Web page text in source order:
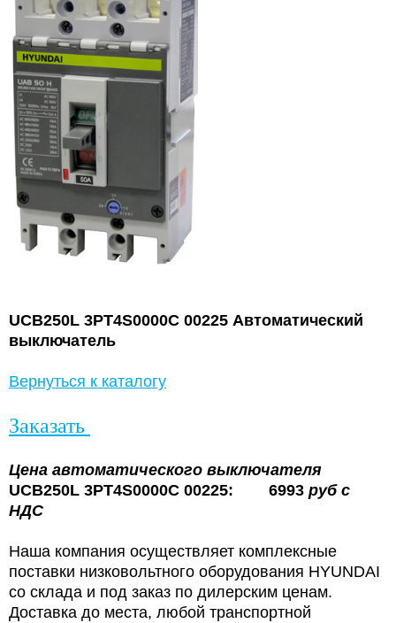
UCB250L 3PT4S0000C 00225 Автоматический
выключатель
Вернуться к каталогу
Заказать
Цена автоматического выключателя
UCB250L 3PT4S0000C 00225: 6993 руб с
НДС
Наша компания осуществляет комплексные
поставки низковольтного оборудования HYUNDAI
со склада и под заказ по дилерским ценам.
Доставка до места, любой транспортной